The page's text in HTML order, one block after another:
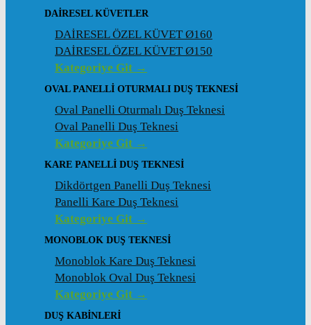
DAIRESEL KÜVETLER
DAİRESEL ÖZEL KÜVET Ø160
DAİRESEL ÖZEL KÜVET Ø150
Kategoriye Git →
OVAL PANELLI OTURMALI DUŞ TEKNESI
Oval Panelli Oturmalı Duş Teknesi
Oval Panelli Duş Teknesi
Kategoriye Git →
KARE PANELLI DUŞ TEKNESI
Dikdörtgen Panelli Duş Teknesi
Panelli Kare Duş Teknesi
Kategoriye Git →
MONOBLOK DUŞ TEKNESI
Monoblok Kare Duş Teknesi
Monoblok Oval Duş Teknesi
Kategoriye Git →
DUŞ KABINLERI